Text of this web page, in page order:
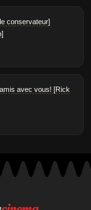
conservateur]
avec vous! [Rick